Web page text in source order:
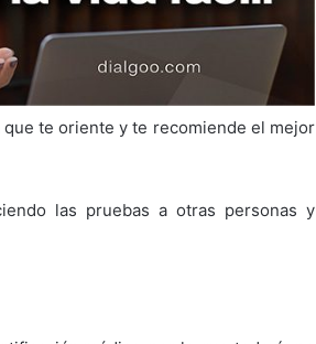
te oriente y te recomiende el mejor
las pruebas a otras personas y